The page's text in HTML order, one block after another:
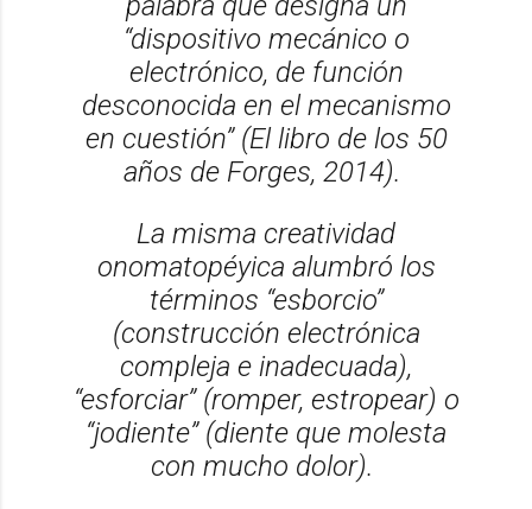
“dispositivo mecánico o
electrónico, de función
desconocida en el mecanismo
en cuestión” (El libro de los 50
años de Forges, 2014).
La misma creatividad
onomatopéyica alumbró los
términos “esborcio”
(construcción electrónica
compleja e inadecuada),
“esforciar” (romper, estropear) o
“jodiente” (diente que molesta
con mucho dolor).